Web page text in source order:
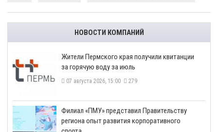
НОВОСТИ КОМПАНИЙ
​Жители Пермского края получили квитанции
за горячую воду за июль
07 августа 2026, 15:00 279
​Филиал «ПМУ» представил Правительству
региона опыт развития корпоративного